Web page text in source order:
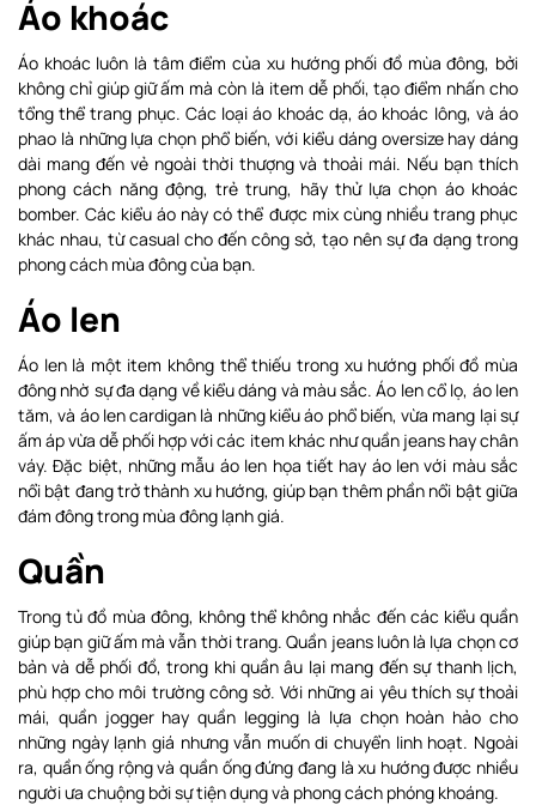
Áo khoác
Áo khoác luôn là tâm điểm của xu hướng phối đồ mùa đông, bởi
không chỉ giúp giữ ấm mà còn là item dễ phối, tạo điểm nhấn cho
tổng thể trang phục. Các loại áo khoác dạ, áo khoác lông, và áo
phao là những lựa chọn phổ biến, với kiểu dáng oversize hay dáng
dài mang đến vẻ ngoài thời thượng và thoải mái. Nếu bạn thích
phong cách năng động, trẻ trung, hãy thử lựa chọn áo khoác
bomber. Các kiểu áo này có thể được mix cùng nhiều trang phục
khác nhau, từ casual cho đến công sở, tạo nên sự đa dạng trong
phong cách mùa đông của bạn.
Áo len
Áo len là một item không thể thiếu trong xu hướng phối đồ mùa
đông nhờ sự đa dạng về kiểu dáng và màu sắc. Áo len cổ lọ, áo len
tăm, và áo len cardigan là những kiểu áo phổ biến, vừa mang lại sự
ấm áp vừa dễ phối hợp với các item khác như quần jeans hay chân
váy. Đặc biệt, những mẫu áo len họa tiết hay áo len với màu sắc
nổi bật đang trở thành xu hướng, giúp bạn thêm phần nổi bật giữa
đám đông trong mùa đông lạnh giá.
Quần
Trong tủ đồ mùa đông, không thể không nhắc đến các kiểu quần
giúp bạn giữ ấm mà vẫn thời trang. Quần jeans luôn là lựa chọn cơ
bản và dễ phối đồ, trong khi quần âu lại mang đến sự thanh lịch,
phù hợp cho môi trường công sở. Với những ai yêu thích sự thoải
mái, quần jogger hay quần legging là lựa chọn hoàn hảo cho
những ngày lạnh giá nhưng vẫn muốn di chuyển linh hoạt. Ngoài
ra, quần ống rộng và quần ống đứng đang là xu hướng được nhiều
người ưa chuộng bởi sự tiện dụng và phong cách phóng khoáng.